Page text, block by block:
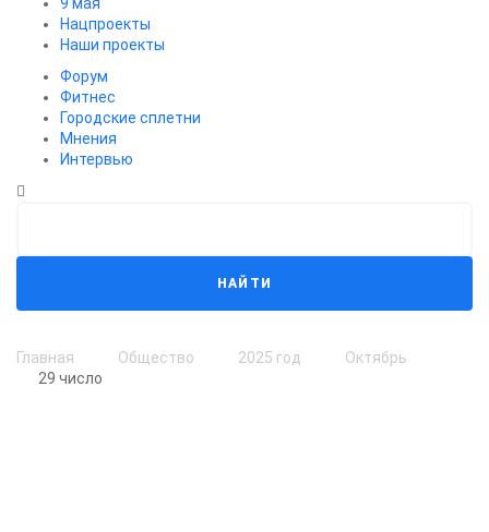
Нацпроекты
Наши проекты
Форум
Фитнес
Городские сплетни
Мнения
Интервью
НАЙТИ
Главная Общество 2025 год
Октябрь
29 число